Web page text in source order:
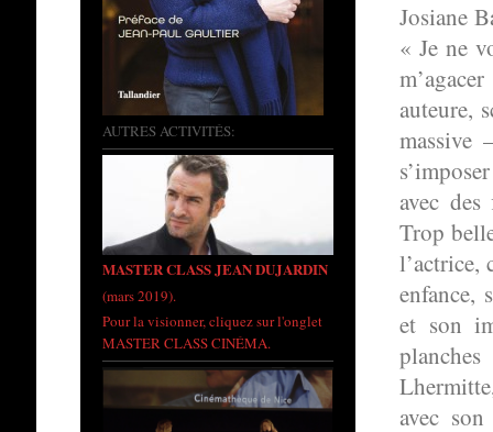
Josiane
« Je ne
auteure,
massive
avec
Trop
l’actrice,
enfance,
et son
avec
AUTRES ACTIVITÉS:
MASTER CLASS JEAN DUJARDIN
(mars 2019).
Pour la visionner, cliquez sur l'onglet
MASTER CLASS CINÉMA.